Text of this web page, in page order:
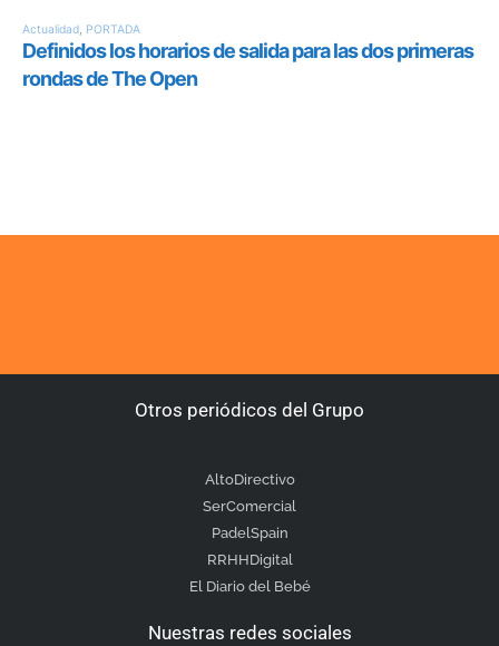
Otros periódicos del Grupo
AltoDirectivo
SerComercial
PadelSpain
RRHHDigital
El Diario del Bebé
Nuestras redes sociales